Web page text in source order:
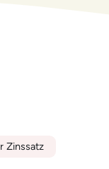
Zinssatz